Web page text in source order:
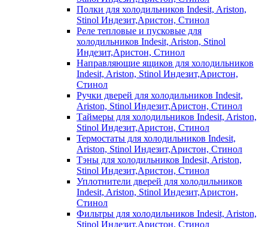
Полки для холодильников Indesit, Ariston,
Stinol Индезит,Аристон, Стинол
Реле тепловые и пусковые для
холодильников Indesit, Ariston, Stinol
Индезит,Аристон, Стинол
Направляющие ящиков для холодильников
Indesit, Ariston, Stinol Индезит,Аристон,
Стинол
Ручки дверей для холодильников Indesit,
Ariston, Stinol Индезит,Аристон, Стинол
Таймеры для холодильников Indesit, Ariston,
Stinol Индезит,Аристон, Стинол
Термостаты для холодильников Indesit,
Ariston, Stinol Индезит,Аристон, Стинол
Тэны для холодильников Indesit, Ariston,
Stinol Индезит,Аристон, Стинол
Уплотнители дверей для холодильников
Indesit, Ariston, Stinol Индезит,Аристон,
Стинол
Фильтры для холодильников Indesit, Ariston,
Stinol Индезит,Аристон, Стинол